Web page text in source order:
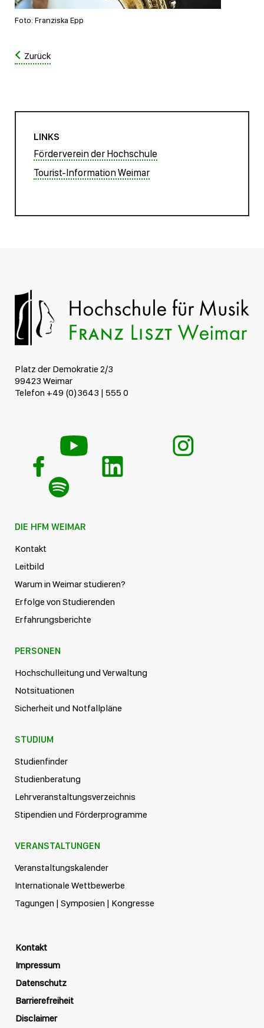
Foto: Franziska Epp
Zurück
LINKS
Förderverein der Hochschule
Tourist-Information Weimar
Platz der Demokratie 2/3
99423 Weimar
Telefon +49 (0)3643 | 555 0
DIE HFM WEIMAR
Kontakt
Leitbild
Warum in Weimar studieren?
Erfolge von Studierenden
Erfahrungsberichte
PERSONEN
Hochschulleitung und Verwaltung
Notsituationen
Sicherheit und Notfallpläne
STUDIUM
Studienfinder
Studienberatung
Lehrveranstaltungsverzeichnis
Stipendien und Förderprogramme
VERANSTALTUNGEN
Veranstaltungskalender
Internationale Wettbewerbe
Tagungen | Symposien | Kongresse
Kontakt
Impressum
Datenschutz
Barrierefreiheit
Disclaimer